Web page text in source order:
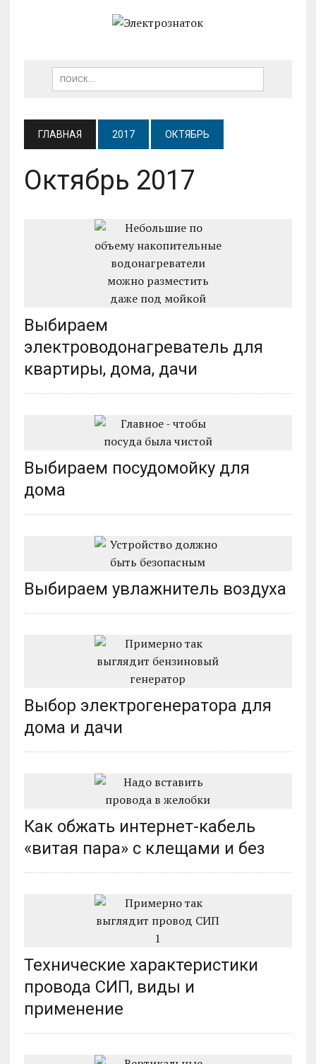
ГЛАВНАЯ 2017 ОКТЯБРЬ
Октябрь 2017
Выбираем
электроводонагреватель для
квартиры, дома, дачи
Выбираем посудомойку для
дома
Выбираем увлажнитель воздуха
Выбор электрогенератора для
дома и дачи
Как обжать интернет-кабель
«витая пара» с клещами и без
Технические характеристики
провода СИП, виды и
применение